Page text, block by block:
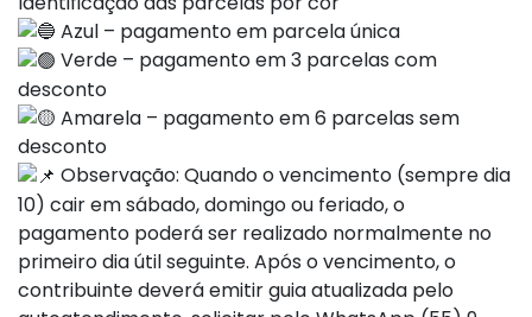
Azul – pagamento em parcela única
Verde – pagamento em 3 parcelas com
desconto
Amarela – pagamento em 6 parcelas sem
desconto
Observação: Quando o vencimento (sempre dia
10) cair em sábado, domingo ou feriado, o
pagamento poderá ser realizado normalmente no
primeiro dia útil seguinte. Após o vencimento, o
contribuinte deverá emitir guia atualizada pelo